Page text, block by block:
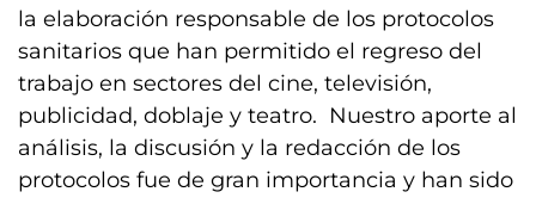
la elaboración responsable de los protocolos
sanitarios que han permitido el regreso del
trabajo en sectores del cine, televisión,
publicidad, doblaje y teatro. Nuestro aporte al
análisis, la discusión y la redacción de los
protocolos fue de gran importancia y han sido